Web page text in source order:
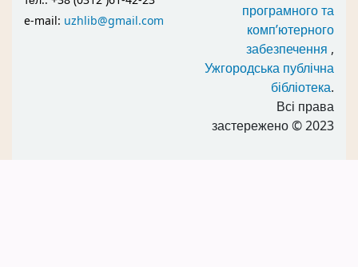
e-mail: uzhlib@gmail.com
програмного та
комп’ютерного
забезпечення ,
Ужгородська публічна
бібліотека.
Всі права
застережено© 2023